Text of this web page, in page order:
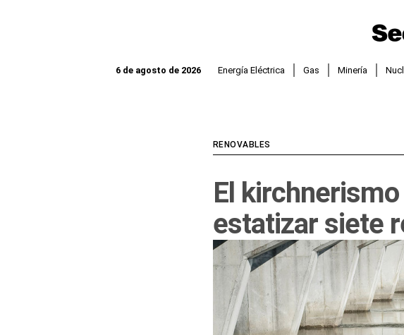
6 de agosto de 2026 Energía Eléctrica Gas Minería
RENOVABLES
El
estatizar siete